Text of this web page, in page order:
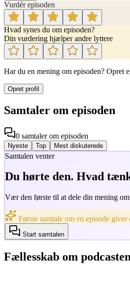
Vurdér episoden
Hvad synes du om episoden?
Din vurdering hjælper andre lyttere
Har du en mening om episoden? Opret
Opret profil
Samtaler om episoden
0 samtalerom episoden
Nyeste Top Mest diskuterede
Samtalen venter
Du hørte den. Hvad
Vær den første til at dele din mening
Første samtale om en episode giver
Start samtalen
Fællesskab om podcasten